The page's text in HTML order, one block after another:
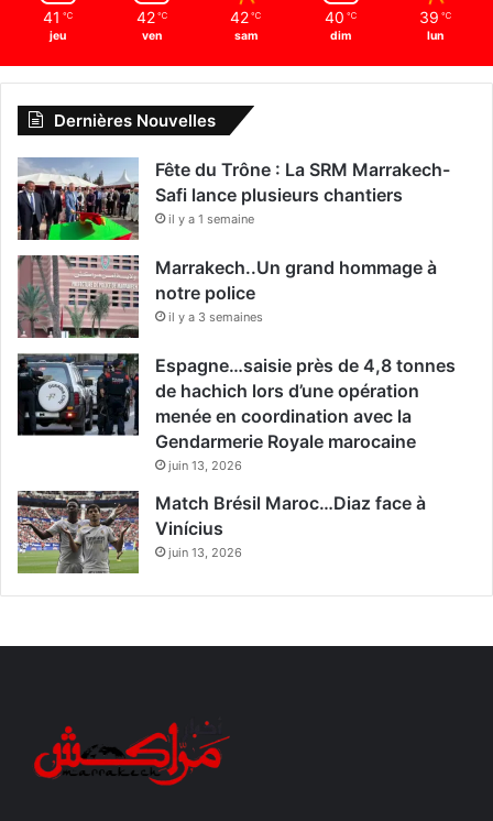
41 ℃
jeu
42 ℃
ven
42 ℃
sam
40 ℃
dim
39 ℃
lun
Dernières Nouvelles
Fête du Trône : La SRM Marrakech-
Safi lance plusieurs chantiers
il y a 1 semaine
Marrakech..Un grand hommage à
notre police
il y a 3 semaines
Espagne…saisie près de 4,8 tonnes
de hachich lors d’une opération
menée en coordination avec la
Gendarmerie Royale marocaine
juin 13, 2026
Match Brésil Maroc…Diaz face à
Vinícius
juin 13, 2026